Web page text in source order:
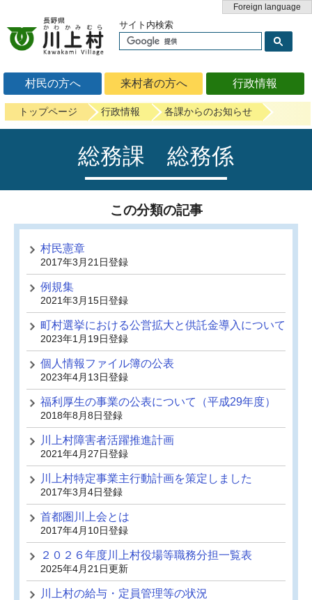
Foreign language
村民の方へ 来村者の方へ 行政情報
サイト内検索
トップページ 行政情報 各課からのお知らせ
総務課 総務係
この分類の記事
村民憲章
2017年3月21日登録
例規集
2021年3月15日登録
町村選挙における公営拡大と供託金導入について
2023年1月19日登録
個人情報ファイル簿の公表
2023年4月13日登録
福利厚生の事業の公表について（平成29年度）
2018年8月8日登録
川上村障害者活躍推進計画
2021年4月27日登録
川上村特定事業主行動計画を策定しました
2017年3月4日登録
首都圏川上会とは
2017年4月10日登録
２０２６年度川上村役場等職務分担一覧表
2025年4月21日更新
川上村の給与・定員管理等の状況